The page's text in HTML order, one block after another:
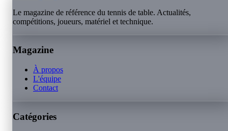
Le magazine de référence du tennis de table. Actualités,
compétitions, joueurs, matériel et technique.
Magazine
À propos
L'équipe
Contact
Catégories